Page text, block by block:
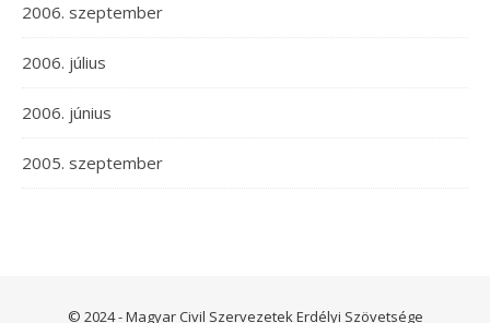
2006. szeptember
2006. július
2006. június
2005. szeptember
© 2024 - Magyar Civil Szervezetek Erdélyi Szövetsége